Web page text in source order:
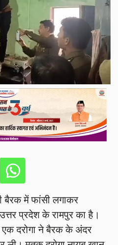
बैरक में फांसी लगाकर
प्रदेश के रामपुर का है।
एक दरोगा ने बैरक के अंदर